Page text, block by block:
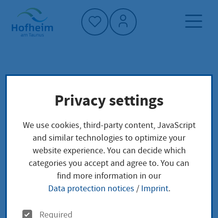
Home"
Parkausweise
Parkausweise
Privacy settings
We use cookies, third-party content, JavaScript
and similar technologies to optimize your
website experience. You can decide which
categories you accept and agree to. You can
find more information in our
Data protection notices / Imprint.
O
Required